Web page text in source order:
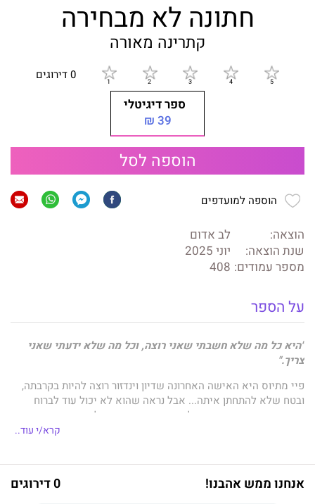
חתונה לא מבחירה
קתרינה מאורה
0 דירוגים
ספר דיגיטלי
39 ₪
הוספה לסל
הוספה למועדפים
הוצאה:
לב אדום
שנת הוצאה:
יוני 2025
מספר עמודים: 408
על הספר
"היא כל מה שלא חשבתי שאני רוצה, וכל מה שלא ידעתי שאני
צריך."
פיי מתיוס היא האישה האחרונה שדיון וינדזור רוצה להיות בקרבתה,
ובטח שלא להתחתן איתה... אבל נראה שהוא לא יכול עוד לברוח
מהפסנתרנית היפהפייה שלה הוא מאורס עוד מילדותם.
במשך עשר שנים הוא הבהיר לכולם שהוא לא מעוניין בנישואים
מבט אחד, והוא מבין פתאום למה גרם במשך כל הזמן הזה. עוד מעט
קרא/י עוד..
אנחנו ממש אהבנו! 0 דירוגים